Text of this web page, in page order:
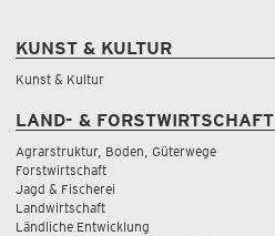
KUNST & KULTUR
Kunst & Kultur
LAND- & FORSTWIRTSCHAFT
Agrarstruktur, Boden, Güterwege
Forstwirtschaft
Jagd & Fischerei
Landwirtschaft
Ländliche Entwicklung